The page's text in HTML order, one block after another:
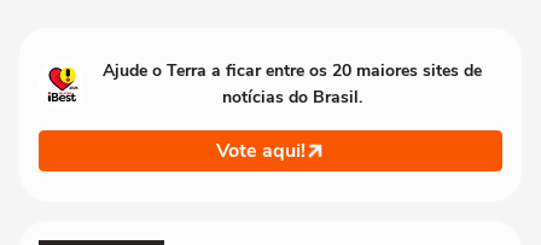
Ajude o Terra a ficar entre os 20 maiores sites de
notícias do Brasil.
Vote aqui!